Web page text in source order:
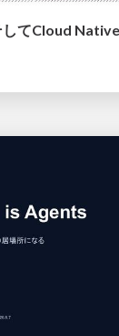
てCloud